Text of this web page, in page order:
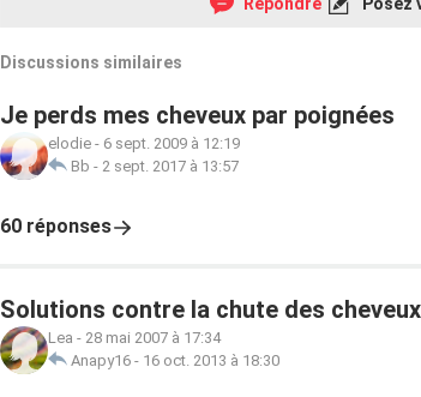
Discussions similaires
Je perds mes cheveux par poignées
elodie - 6 sept. 2009 à 12:19
Bb - 2 sept. 2017 à 13:57
60 réponses
Solutions contre la chute des
Lea - 28 mai 2007 à 17:34
Anapy16 - 16 oct. 2013 à 18:30